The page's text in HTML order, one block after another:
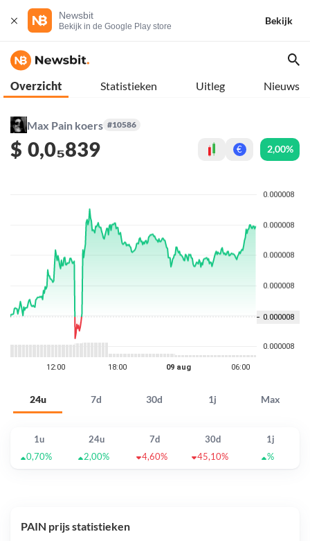
Newsbit
Bekijk in de Google Play store
Bekijk
Overzicht Statistieken Uitleg Nieuws
Max Pain koers #10586
$ 0,0₅839 € 2,00%
24u 7d 30d 1j Max
1u 24u 7d 30d
1j
0,70%
2,00% 4,60% 45,10% %
PAIN prijs statistieken